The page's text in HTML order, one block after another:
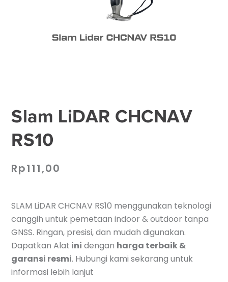
Slam LiDAR CHCNAV
RS10
Rp111,00
SLAM LiDAR CHCNAV RS10 menggunakan teknologi
canggih untuk pemetaan indoor & outdoor tanpa
GNSS. Ringan, presisi, dan mudah digunakan.
Dapatkan Alat ini dengan harga terbaik &
garansi resmi. Hubungi kami sekarang untuk
informasi lebih lanjut